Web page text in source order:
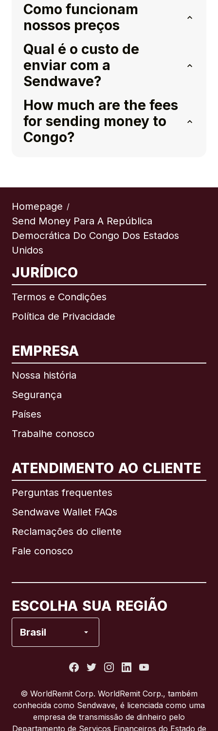
Como funcionam
nossos preços
Qual é o custo de
enviar com a
Sendwave?
How much are the fees
for sending money to
Congo?
Homepage /
Send Money Para A República
Democrática Do Congo Dos Estados
Unidos
JURÍDICO
Termos e Condições
Política de Privacidade
EMPRESA
Nossa história
Segurança
Países
Trabalhe conosco
ATENDIMENTO AO CLIENTE
Perguntas frequentes
Sendwave Wallet FAQs
Reclamações do cliente
Fale conosco
ESCOLHA SUA REGIÃO
Brasil
Internacional English
Brasil
Itália
© WorldRemit Corp. WorldRemit Corp., também
conhecida como Sendwave, é licenciada como uma
empresa de transmissão de dinheiro pelo
Departamento de Serviços Financeiros do Estado de